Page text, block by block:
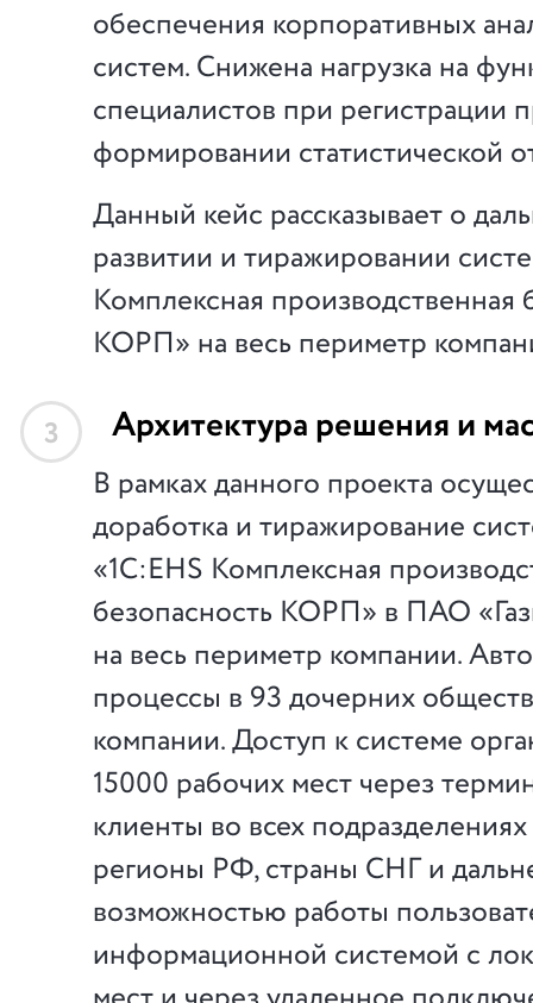
обеспечения корпоративных
систем. Снижена нагрузка на
специалистов при регистрации
формировании статистической
Данный кейс рассказывает о
развитии и тиражировании
Комплексная производственная
КОРП» на весь периметр
3 Архитектура решения и
В рамках данного проекта
доработка и тиражирование
«1С:EHS Комплексная
безопасность КОРП» в ПАО
на весь периметр компании.
процессы в 93 дочерних
компании. Доступ к системе
15000 рабочих мест через
клиенты во всех
регионы РФ, страны СНГ и
возможностью работы
информационной системой с